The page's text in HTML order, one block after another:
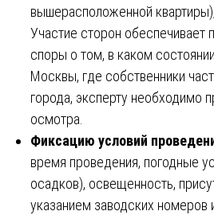
вышерасположенной
Участие сторон
споры о том, в каком
Москвы, где собственники
города, эксперту необходимо
осмотра.
Фиксацию условий
время проведения, погодные
осадков), освещенность,
указанием заводских номеров